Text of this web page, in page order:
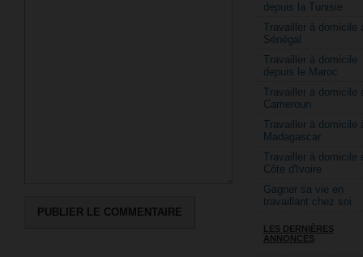
depuis la Tunisie
Travailler à domicile
Sénégal
Travailler à domicile
depuis le Maroc
Travailler à domicile
Cameroun
Travailler à domicile
Madagascar
Travailler à domicile
Côte d'Ivoire
Gagner sa vie en
travaillant chez soi
LES DERNIÈRES
ANNONCES